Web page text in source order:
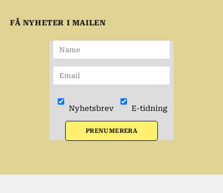
FÅ NYHETER I MAILEN
Nyhetsbrev E-tidning
PRENUMERERA